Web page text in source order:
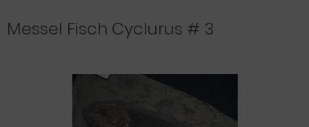
Messel Fisch Cyclurus # 3